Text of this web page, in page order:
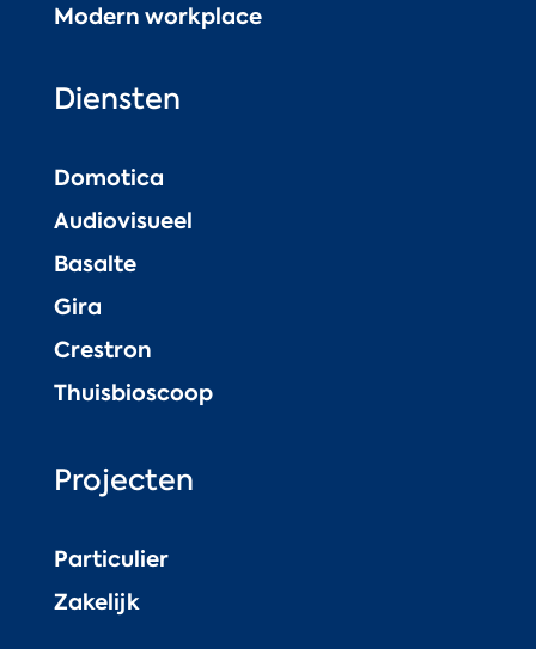
Modern workplace
Diensten
Domotica
Audiovisueel
Basalte
Gira
Crestron
Thuisbioscoop
Projecten
Particulier
Zakelijk